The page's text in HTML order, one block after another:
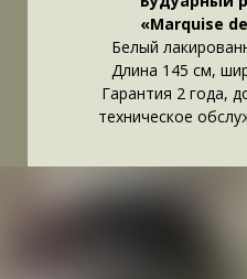
«Marquise
Белый
Длина 145 см,
Гарантия 2 года,
техническое